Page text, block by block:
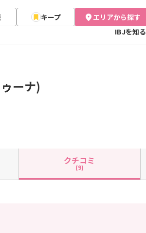
キープ エリアから探す
IBJを知る
ーナ)
クチコミ
(9)